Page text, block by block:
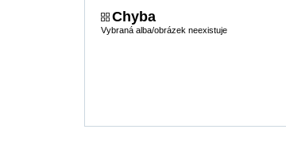
Chyba
Vybraná alba/obrázek neexistuje